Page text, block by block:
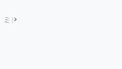
ミドルウェア